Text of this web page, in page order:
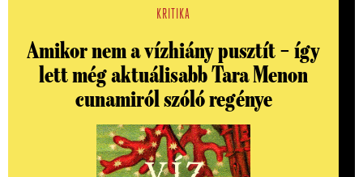
KRITIKA
Amikor nem a vízhiány pusztít – így
lett még aktuálisabb Tara Menon
cunamiról szóló regénye